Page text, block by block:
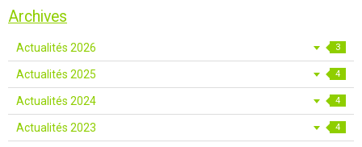
Archives
Actualités 2026 3
Actualités 2025 4
Actualités 2024 4
Actualités 2023 4